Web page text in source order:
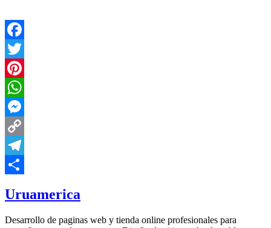
Facebook
Twitter
Pinterest
WhatsApp
Messenger
Copy
Link
Telegram
Uruamerica
Desarrollo de paginas web y tienda online profesionales para